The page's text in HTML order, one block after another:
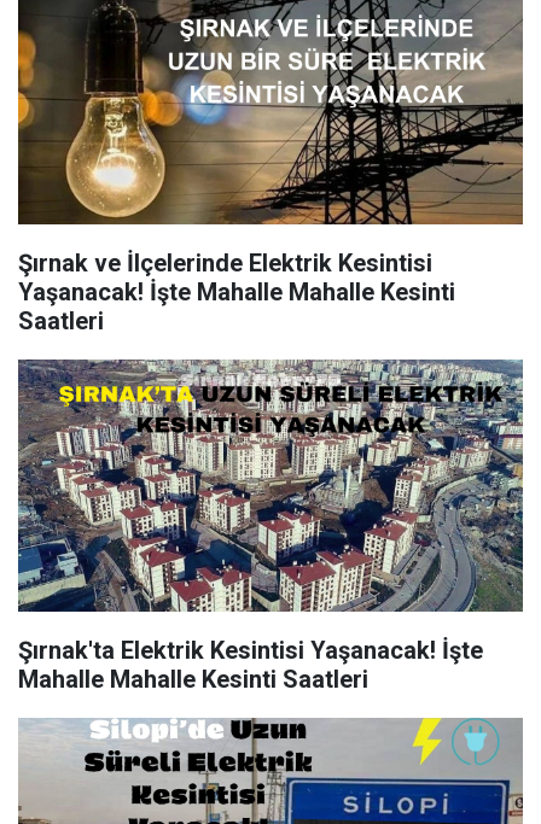
Şırnak ve İlçelerinde Elektrik Kesintisi
Yaşanacak! İşte Mahalle Mahalle Kesinti
Saatleri
Şırnak'ta Elektrik Kesintisi Yaşanacak! İşte
Mahalle Mahalle Kesinti Saatleri